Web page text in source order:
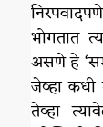
भोगतात
असणे हे
जेव्हा कधी
तेव्हा